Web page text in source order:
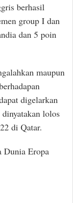
berhasil
group I dan
dan 5 poin
maupun
digelarkan
lolos
di Qatar.
Eropa